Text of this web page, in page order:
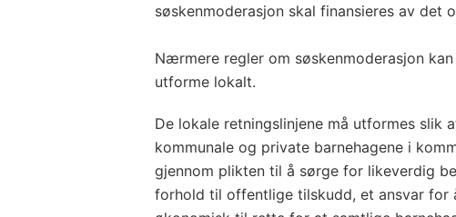
søskenmoderasjon skal finansieres av det
Nærmere regler om søskenmoderasjon
utforme lokalt.
De lokale retningslinjene må utformes slik
kommunale og private barnehagene i
gjennom plikten til å sørge for likeverdig
forhold til offentlige tilskudd, et ansvar for